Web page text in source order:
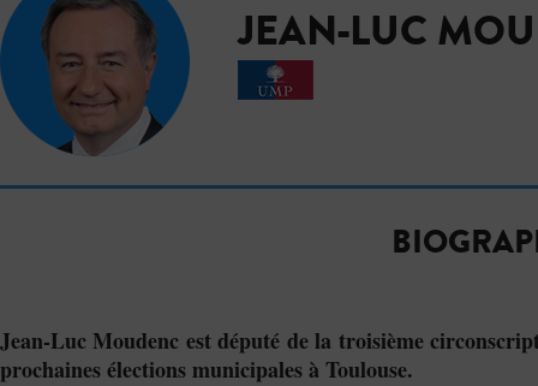
JEAN-LUC
Jean-Luc Moudenc est député de la troisième
prochaines élections municipales à Toulouse.